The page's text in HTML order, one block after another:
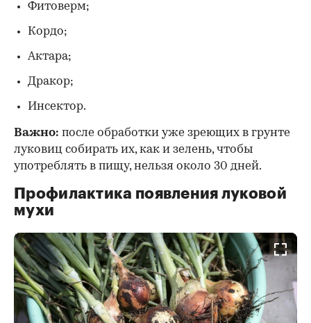
Фитоверм;
Кордо;
Актара;
Дракор;
Инсектор.
Важно: после обработки уже зреющих в грунте
луковиц собирать их, как и зелень, чтобы
употреблять в пищу, нельзя около 30 дней.
Профилактика появления луковой
мухи